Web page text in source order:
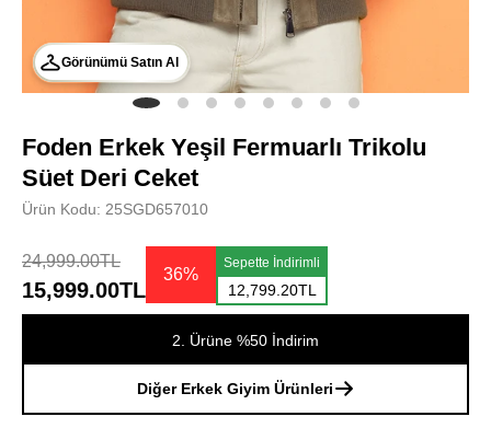
Görünümü Satın Al
Foden Erkek Yeşil Fermuarlı Trikolu
Süet Deri Ceket
Ürün Kodu: 25SGD657010
24,999.00TL
15,999.00TL
36%
Sepette İndirimli
12,799.20TL
2. Ürüne %50 İndirim
Diğer Erkek Giyim Ürünleri